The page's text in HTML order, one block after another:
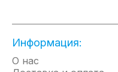
Информация:
О нас